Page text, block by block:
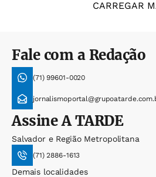
CARREGAR
Fale com a Redação
(71) 99601-0020
AssineA TARDE
Salvador e Região Metropolitana
(71) 2886-1613
Demais localidades